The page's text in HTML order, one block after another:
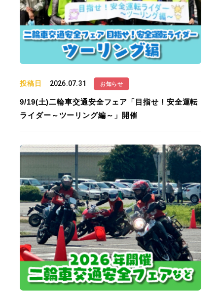
投稿日 2026.07.31 お知らせ
9/19(土)二輪車交通安全フェア「目指せ！安全運転
ライダー～ツーリング編～」開催